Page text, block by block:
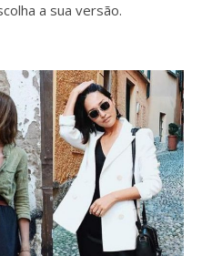
a sua versão.